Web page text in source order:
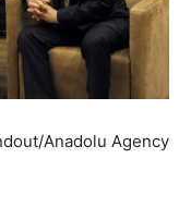
Putin
Anadolu Agency